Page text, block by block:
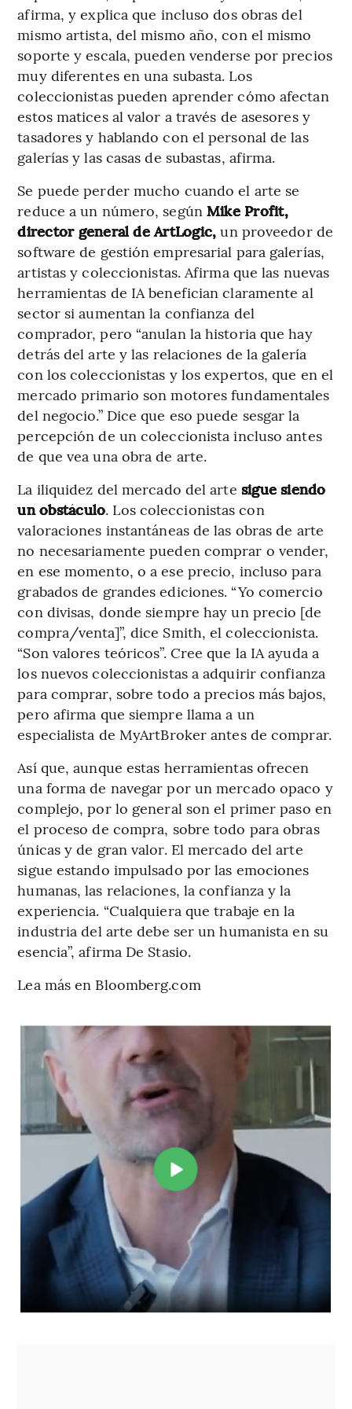
afirma, y explica que incluso dos obras del
mismo artista, del mismo año, con el mismo
soporte y escala, pueden venderse por precios
muy diferentes en una subasta. Los
coleccionistas pueden aprender cómo afectan
estos matices al valor a través de asesores y
tasadores y hablando con el personal de las
galerías y las casas de subastas, afirma.
Se puede perder mucho cuando el arte se
reduce a un número, según Mike Profit,
director general de ArtLogic, un proveedor de
software de gestión empresarial para galerías,
artistas y coleccionistas. Afirma que las nuevas
herramientas de IA benefician claramente al
sector si aumentan la confianza del
comprador, pero “anulan la historia que hay
detrás del arte y las relaciones de la galería
con los coleccionistas y los expertos, que en el
mercado primario son motores fundamentales
del negocio.” Dice que eso puede sesgar la
percepción de un coleccionista incluso antes
de que vea una obra de arte.
La iliquidez del mercado del arte sigue siendo
un obstáculo. Los coleccionistas con
valoraciones instantáneas de las obras de arte
no necesariamente pueden comprar o vender,
en ese momento, o a ese precio, incluso para
grabados de grandes ediciones. “Yo comercio
con divisas, donde siempre hay un precio [de
compra/venta]”, dice Smith, el coleccionista.
“Son valores teóricos”. Cree que la IA ayuda a
los nuevos coleccionistas a adquirir confianza
para comprar, sobre todo a precios más bajos,
pero afirma que siempre llama a un
especialista de MyArtBroker antes de comprar.
Así que, aunque estas herramientas ofrecen
una forma de navegar por un mercado opaco y
complejo, por lo general son el primer paso en
el proceso de compra, sobre todo para obras
únicas y de gran valor. El mercado del arte
sigue estando impulsado por las emociones
humanas, las relaciones, la confianza y la
experiencia. “Cualquiera que trabaje en la
industria del arte debe ser un humanista en su
esencia”, afirma De Stasio.
Lea más en Bloomberg.com